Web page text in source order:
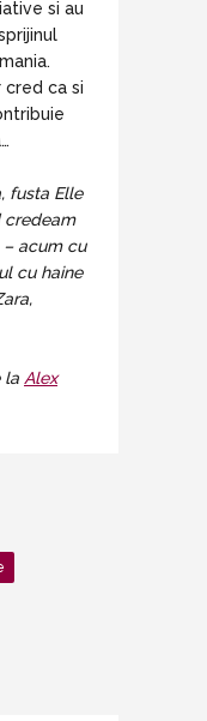
si au
cred ca si
fusta Elle
credeam
acum cu
cu haine
la Alex